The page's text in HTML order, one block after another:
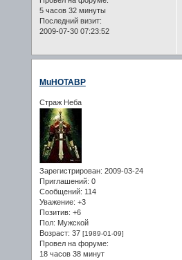
5 часов 32 минуты
Последний визит:
2009-07-30 07:23:52
MuHOTABP
Страж Неба
Зарегистрирован: 2009-03-24
Приглашений: 0
Сообщений: 114
Уважение: +3
Позитив: +6
Пол: Мужской
Возраст: 37 [1989-01-09]
Провел на форуме:
18 часов 38 минут